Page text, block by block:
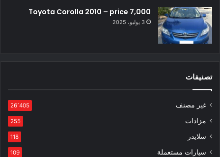
Toyota Corolla 2010 – price 7,000
3 يوليو، 2025
تصنيفات
غير مصنف 26٬405
مزادات 255
سلايدر 118
سيارات مستعملة 109